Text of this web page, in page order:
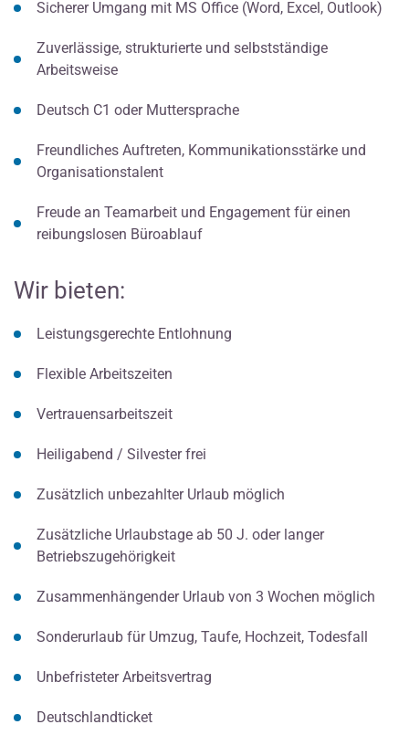
Sicherer Umgang mit MS Office (Word, Excel, Outlook)
Zuverlässige, strukturierte und selbstständige
Arbeitsweise
Deutsch C1 oder Muttersprache
Freundliches Auftreten, Kommunikationsstärke und
Organisationstalent
Freude an Teamarbeit und Engagement für einen
reibungslosen Büroablauf
Wir bieten:
Leistungsgerechte Entlohnung
Flexible Arbeitszeiten
Vertrauensarbeitszeit
Heiligabend / Silvester frei
Zusätzlich unbezahlter Urlaub möglich
Zusätzliche Urlaubstage ab 50 J. oder langer
Betriebszugehörigkeit
Zusammenhängender Urlaub von 3 Wochen möglich
Sonderurlaub für Umzug, Taufe, Hochzeit, Todesfall
Unbefristeter Arbeitsvertrag
Deutschlandticket